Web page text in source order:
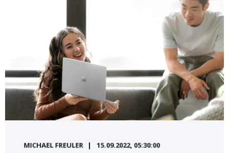
MICHAEL FREULER 15.09.2022, 05:30:00